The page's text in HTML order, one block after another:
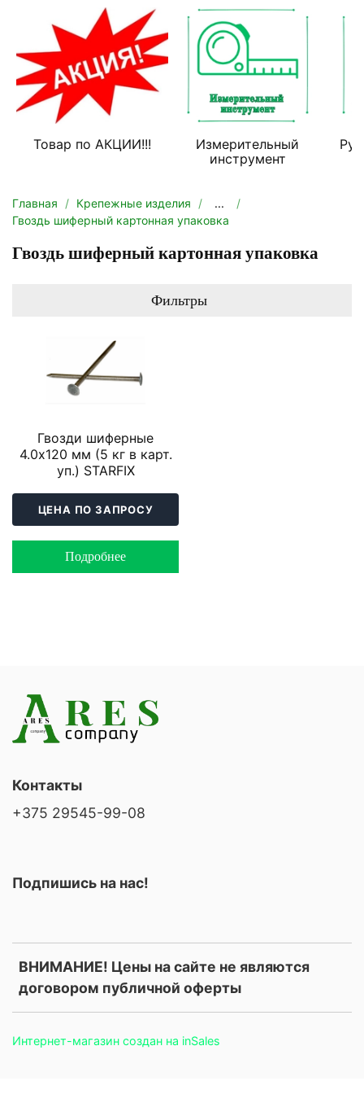
Товар по АКЦИИ!!!
Измерительный
инструмент
Главная Крепежные изделия
...
Гвоздь шиферный картонная упаковка
Гвоздь шиферный картонная упаковка
Фильтры
Гвозди шиферные
4.0х120 мм (5 кг в карт.
уп.) STARFIX
ЦЕНА ПО ЗАПРОСУ
Подробнее
ВНИМАНИЕ! Цены на сайте не являются
договором публичной оферты
Контакты
+375 29545-99-08
Подпишись на нас!
Интернет-магазин создан на inSales